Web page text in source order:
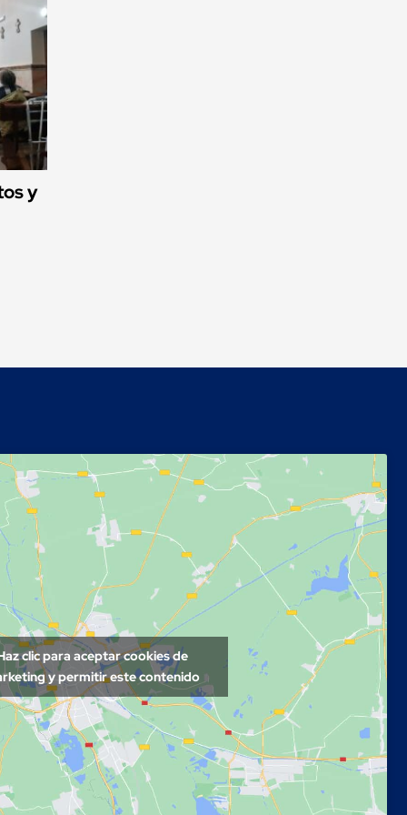
y
clic para aceptar cookies de
y permitir este contenido